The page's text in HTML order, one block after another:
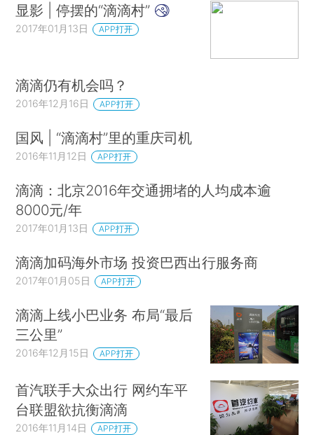
显影 | 停摆的“滴滴村”
2017年01月13日 APP打开
滴滴仍有机会吗？
2016年12月16日 APP打开
国风 | “滴滴村”里的重庆司机
2016年11月12日 APP打开
滴滴：北京2016年交通拥堵的人均成本逾
8000元/年
2017年01月13日 APP打开
滴滴加码海外市场 投资巴西出行服务商
2017年01月05日 APP打开
滴滴上线小巴业务 布局“最后
三公里”
2016年12月15日 APP打开
首汽联手大众出行 网约车平
台联盟欲抗衡滴滴
2016年11月14日 APP打开